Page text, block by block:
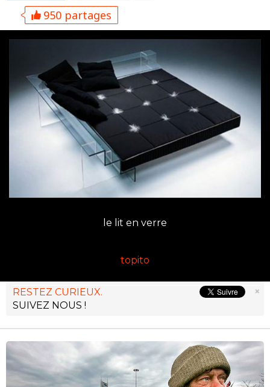
950 partages
le lit en verre
topito
×
RESTEZ CURIEUX.
SUIVEZ NOUS !